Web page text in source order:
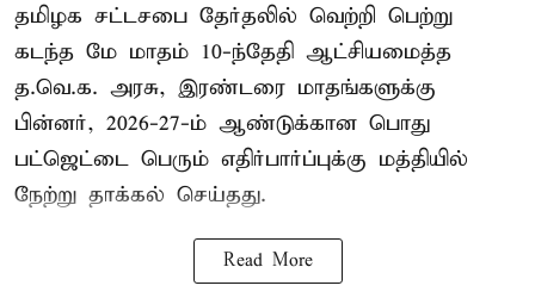
தமிழக சட்டசபை தேர்தலில் வெற்றி பெற்று
கடந்த மே மாதம் 10-ந்தேதி ஆட்சியமைத்த
த.வெ.க. அரசு, இரண்டரை மாதங்களுக்கு
பின்னர், 2026-27-ம் ஆண்டுக்கான பொது
பட்ஜெட்டை பெரும் எதிர்பார்ப்புக்கு மத்தியில்
நேற்று தாக்கல் செய்தது.
Read More